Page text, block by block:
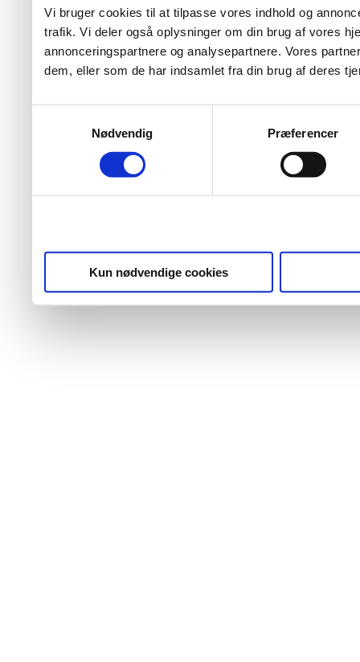
Vi bruger cookies til at tilpasse vores indhold og
trafik. Vi deler også oplysninger om din brug af vores
annonceringspartnere og analysepartnere. Vores
dem, eller som de har indsamlet fra din brug af deres
Nødvendig
Præferencer
Kun nødvendige cookies